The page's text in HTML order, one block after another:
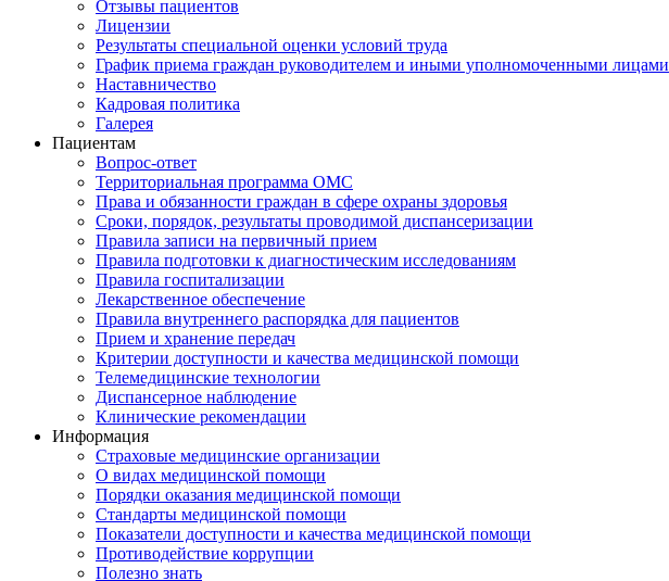
Отзывы пациентов
Лицензии
Результаты специальной оценки условий труда
График приема граждан руководителем и иными уполномоченными лицами
Наставничество
Кадровая политика
Галерея
Пациентам
Вопрос-ответ
Территориальная программа ОМС
Права и обязанности граждан в сфере охраны здоровья
Сроки, порядок, результаты проводимой диспансеризации
Правила записи на первичный прием
Правила подготовки к диагностическим исследованиям
Правила госпитализации
Лекарственное обеспечение
Правила внутреннего распорядка для пациентов
Прием и хранение передач
Критерии доступности и качества медицинской помощи
Телемедицинские технологии
Диспансерное наблюдение
Клинические рекомендации
Информация
Страховые медицинские организации
О видах медицинской помощи
Порядки оказания медицинской помощи
Стандарты медицинской помощи
Показатели доступности и качества медицинской помощи
Противодействие коррупции
Полезно знать